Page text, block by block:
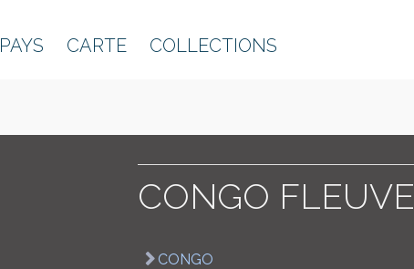
PAYS CARTE COLLECTIONS
CONGO FLEUVE
CONGO